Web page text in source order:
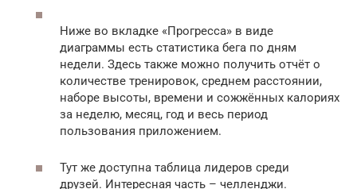
Ниже во вкладке «Прогресса» в виде
диаграммы есть статистика бега по дням
недели. Здесь также можно получить отчёт о
количестве тренировок, среднем расстоянии,
наборе высоты, времени и сожжённых калориях
за неделю, месяц, год и весь период
пользования приложением.
Тут же доступна таблица лидеров среди
друзей. Интересная часть – челленджи.